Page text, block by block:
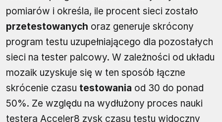
pomiarów i określa, ile procent sieci zostało
przetestowanych oraz generuje skrócony
program testu uzupełniającego dla pozostałych
sieci na tester palcowy. W zależności od układu
mozaik uzyskuje się w ten sposób łączne
skrócenie czasu testowania od 30 do ponad
50%. Ze względu na wydłużony proces nauki
testera Acceler8 zysk czasu testu widoczny